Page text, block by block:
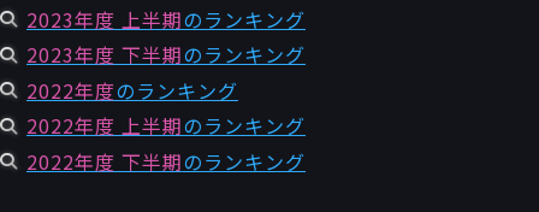
2023年度 上半期のランキング
2023年度 下半期のランキング
2022年度のランキング
2022年度 上半期のランキング
2022年度 下半期のランキング